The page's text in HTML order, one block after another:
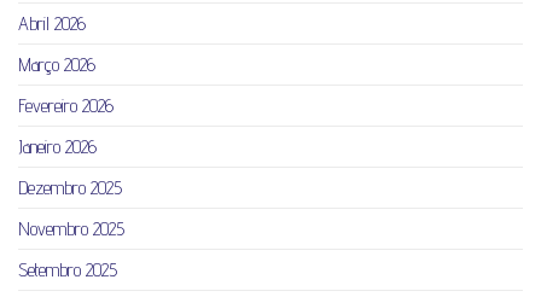
Abril 2026
Março 2026
Fevereiro 2026
Janeiro 2026
Dezembro 2025
Novembro 2025
Setembro 2025